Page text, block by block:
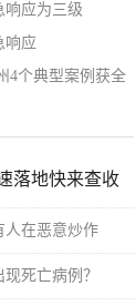
响应为三级
响应
4个典型案例获全
落地快来查收
人在恶意炒作
死亡病例？